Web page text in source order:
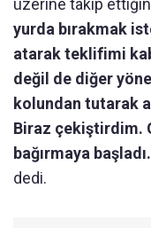
üzerine takip
yurda bırakmak
atarak teklifimi
değil de diğer
kolundan tutarak
Biraz çekiştirdim.
bağırmaya
dedi.